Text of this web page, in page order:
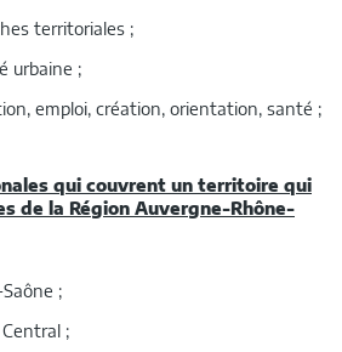
territoriales ;
urbaine ;
emploi, création, orientation, santé ;
qui couvrent un territoire qui
de la Région Auvergne-Rhône-
;
;